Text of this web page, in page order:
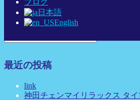
ブログ
日本語
English
マイリラックス
最近の投稿
link
神田チェンマイリラックス タ